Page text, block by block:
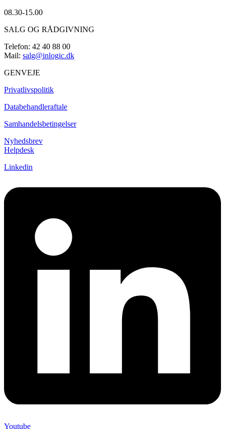
08.30-15.00
SALG OG RÅDGIVNING
Telefon: 42 40 88 00
Mail: salg@inlogic.dk
GENVEJE
Privatlivspolitik
Databehandleraftale
Samhandelsbetingelser
Nyhedsbrev
Helpdesk
Linkedin
Youtube